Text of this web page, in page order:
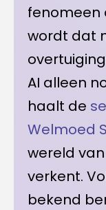
fenomeen
wordt dat
AI alleen
haalt de
Welmoed
wereld
verkent.
bekend